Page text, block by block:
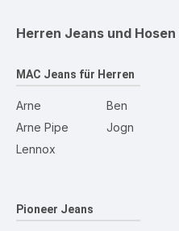
Herren Jeans und Hosen
MAC Jeans für Herren
Arne
Arne Pipe
Lennox
Ben
Jogn
Pioneer Jeans